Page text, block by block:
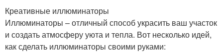
Креативные иллюминаторы
Иллюминаторы – отличный способ украсить ваш участок
и создать атмосферу уюта и тепла. Вот несколько идей,
как сделать иллюминаторы своими руками: